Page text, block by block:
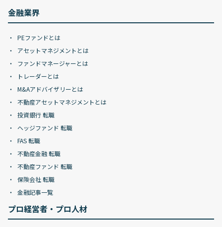
金融業界
PEファンドとは
アセットマネジメントとは
ファンドマネージャーとは
トレーダーとは
M&Aアドバイザリーとは
不動産アセットマネジメントとは
投資銀行 転職
ヘッジファンド 転職
FAS 転職
不動産金融 転職
不動産ファンド 転職
保険会社 転職
金融記事一覧
プロ経営者・プロ人材